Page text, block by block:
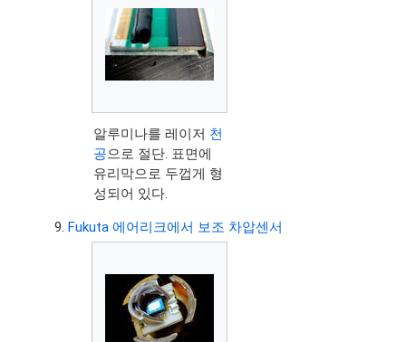
알루미나를 레이저 천
공으로 절단. 표면에
유리막으로 두껍게 형
성되어 있다.
Fukuta 에어리크에서 보조 차압센서